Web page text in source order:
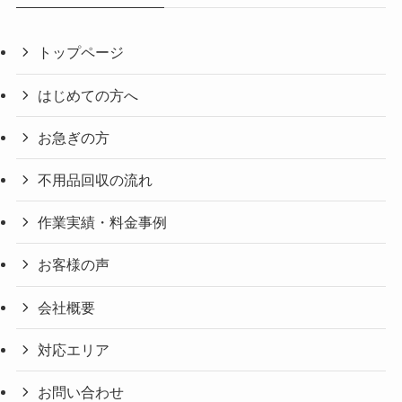
トップページ
はじめての方へ
お急ぎの方
不用品回収の流れ
作業実績・料金事例
お客様の声
会社概要
対応エリア
お問い合わせ